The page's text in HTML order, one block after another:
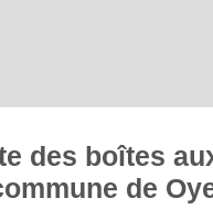
des boîtes
de